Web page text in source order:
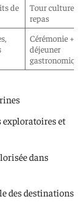
de
Tour culturel +
repas
Cérémonie +
déjeuner
exploratoires et
dans
des destinations